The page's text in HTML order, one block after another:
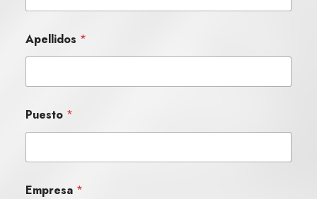
Apellidos *
Puesto *
Empresa *